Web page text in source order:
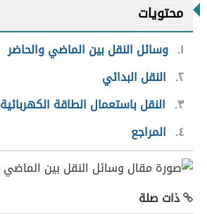
محتويات
١ وسائل النقل بين الماضي والحاضر
٢ النقل البدائي
٣
النقل باستعمال الطاقة الكهربائية
٤
المراجع
ذات صلة